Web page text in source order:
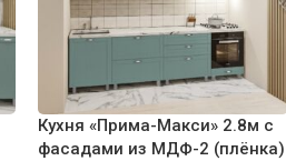
Кухня «Прима-Макси» 2.8м с
фасадами из МДФ-2 (плёнка)